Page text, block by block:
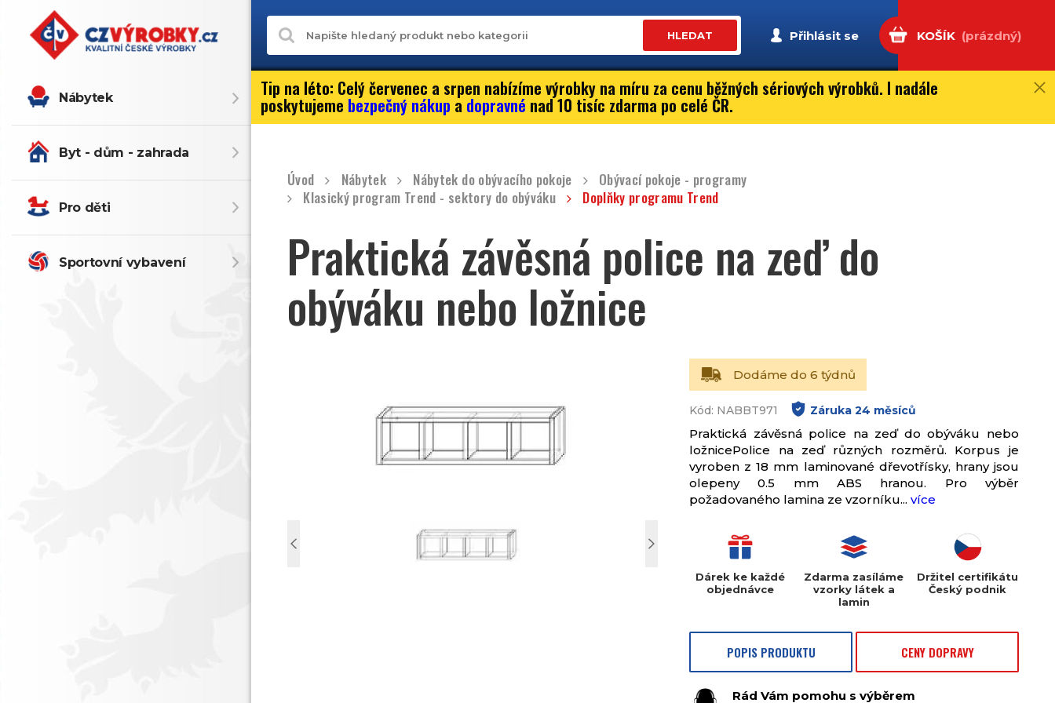
HLEDAT Přihlásit se KOŠÍK (prázdný)
Nábytek
Byt - dům - zahrada
Pro děti
Sportovní vybavení
Tip na léto: Celý červenec a srpen nabízíme výrobky na míru za cenu běžných sériových výrobků. I nadále
poskytujeme bezpečný nákup a dopravné nad 10 tisíc zdarma po celé ČR.
Úvod Nábytek Nábytek do obývacího pokoje
Obývací pokoje - programy
Klasický program Trend - sektory do obýváku
Doplňky programu Trend
Praktická závěsná police na zeď do
obýváku nebo ložnice
Dodáme do 6 týdnů
Kód: NABBT971 Záruka 24 měsíců
Praktická závěsná police na zeď do obýváku nebo
ložnicePolice na zeď různých rozměrů. Korpus je
vyroben z 18 mm laminované dřevotřísky, hrany jsou
olepeny 0.5 mm ABS hranou. Pro výběr
požadovaného lamina ze vzorníku... více
Dárek ke každé
objednávce
Zdarma zasíláme
vzorky látek a
lamin
Držitel certifikátu
Český podnik
POPIS PRODUKTU CENY DOPRAVY
Rád Vám pomohu s výběrem